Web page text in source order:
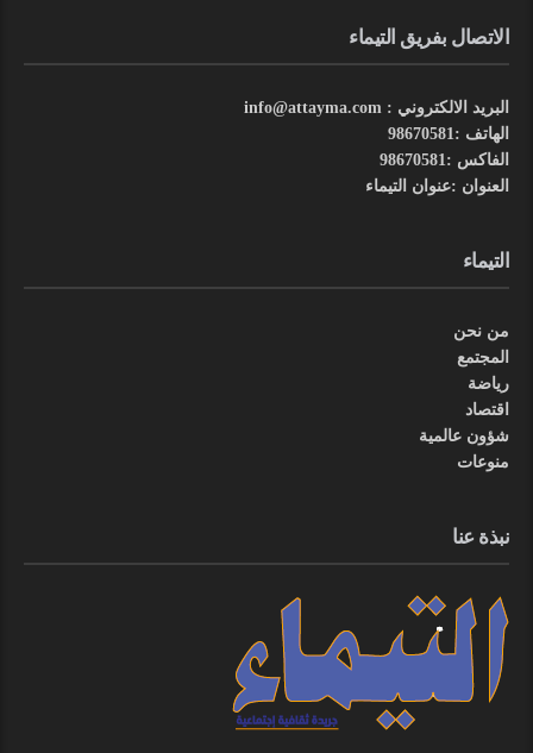
الاتصال بفريق التيماء
البريد الالكتروني : info@attayma.com
الهاتف :98670581
الفاكس :98670581
العنوان :عنوان التيماء
التيماء
من نحن
المجتمع
رياضة
اقتصاد
شؤون عالمية
منوعات
نبذة عنا